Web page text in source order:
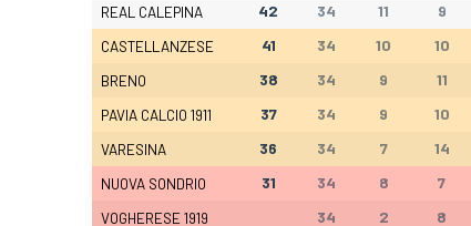
REAL CALEPINA
42 34 11 9
CASTELLANZESE
41 34 10 10
BRENO
38 34 9 11
PAVIA CALCIO 1911
37 34 9 10
VARESINA
36 34 7 14
NUOVA SONDRIO
31 34 8 7
VOGHERESE 1919
34 2 8